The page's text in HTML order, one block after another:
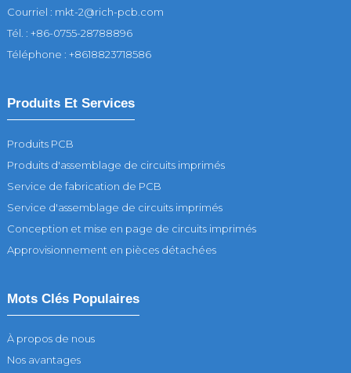
Courriel : mkt-2@rich-pcb.com
Tél. : +86-0755-28788896
Téléphone : +8618823718586
Produits Et Services
Produits PCB
Produits d'assemblage de circuits imprimés
Service de fabrication de PCB
Service d'assemblage de circuits imprimés
Conception et mise en page de circuits imprimés
Approvisionnement en pièces détachées
Mots Clés Populaires
À propos de nous
Nos avantages